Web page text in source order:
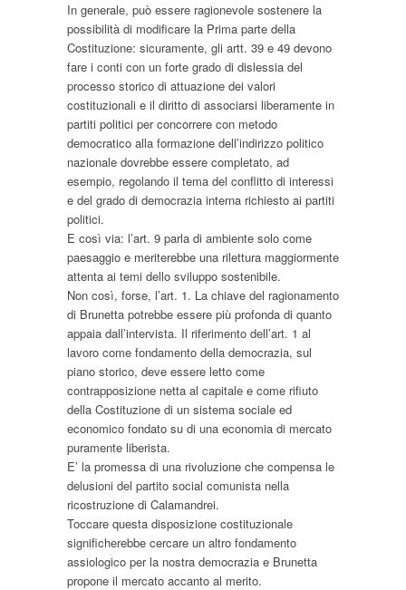
In generale, può essere ragionevole sostenere la
possibilità di modificare la Prima parte della
Costituzione: sicuramente, gli artt. 39 e 49 devono
fare i conti con un forte grado di dislessia del
processo storico di attuazione dei valori
costituzionali e il diritto di associarsi liberamente in
partiti politici per concorrere con metodo
democratico alla formazione dell’indirizzo politico
nazionale dovrebbe essere completato, ad
esempio, regolando il tema del conflitto di interessi
e del grado di democrazia interna richiesto ai partiti
politici.
E così via: l’art. 9 parla di ambiente solo come
paesaggio e meriterebbe una rilettura maggiormente
attenta ai temi dello sviluppo sostenibile.
Non così, forse, l’art. 1. La chiave del ragionamento
di Brunetta potrebbe essere più profonda di quanto
appaia dall’intervista. Il riferimento dell’art. 1 al
lavoro come fondamento della democrazia, sul
piano storico, deve essere letto come
contrapposizione netta al capitale e come rifiuto
della Costituzione di un sistema sociale ed
economico fondato su di una economia di mercato
puramente liberista.
E’ la promessa di una rivoluzione che compensa le
delusioni del partito social comunista nella
ricostruzione di Calamandrei.
Toccare questa disposizione costituzionale
significherebbe cercare un altro fondamento
assiologico per la nostra democrazia e Brunetta
propone il mercato accanto al merito.